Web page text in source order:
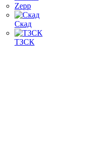
Zepp
Скад
ТЗСК